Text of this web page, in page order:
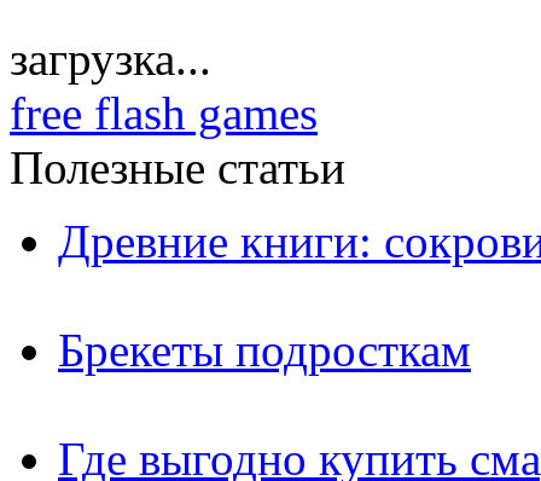
загрузка...
free flash games
Полезные статьи
Древние книги:
Брекеты подросткам
Где выгодно купить